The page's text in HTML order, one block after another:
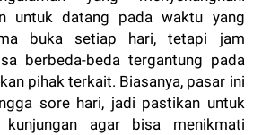
untuk datang pada waktu yang
buka setiap hari, tetapi jam
berbeda-beda tergantung pada
pihak terkait. Biasanya, pasar ini
sore hari, jadi pastikan untuk
agar bisa menikmati